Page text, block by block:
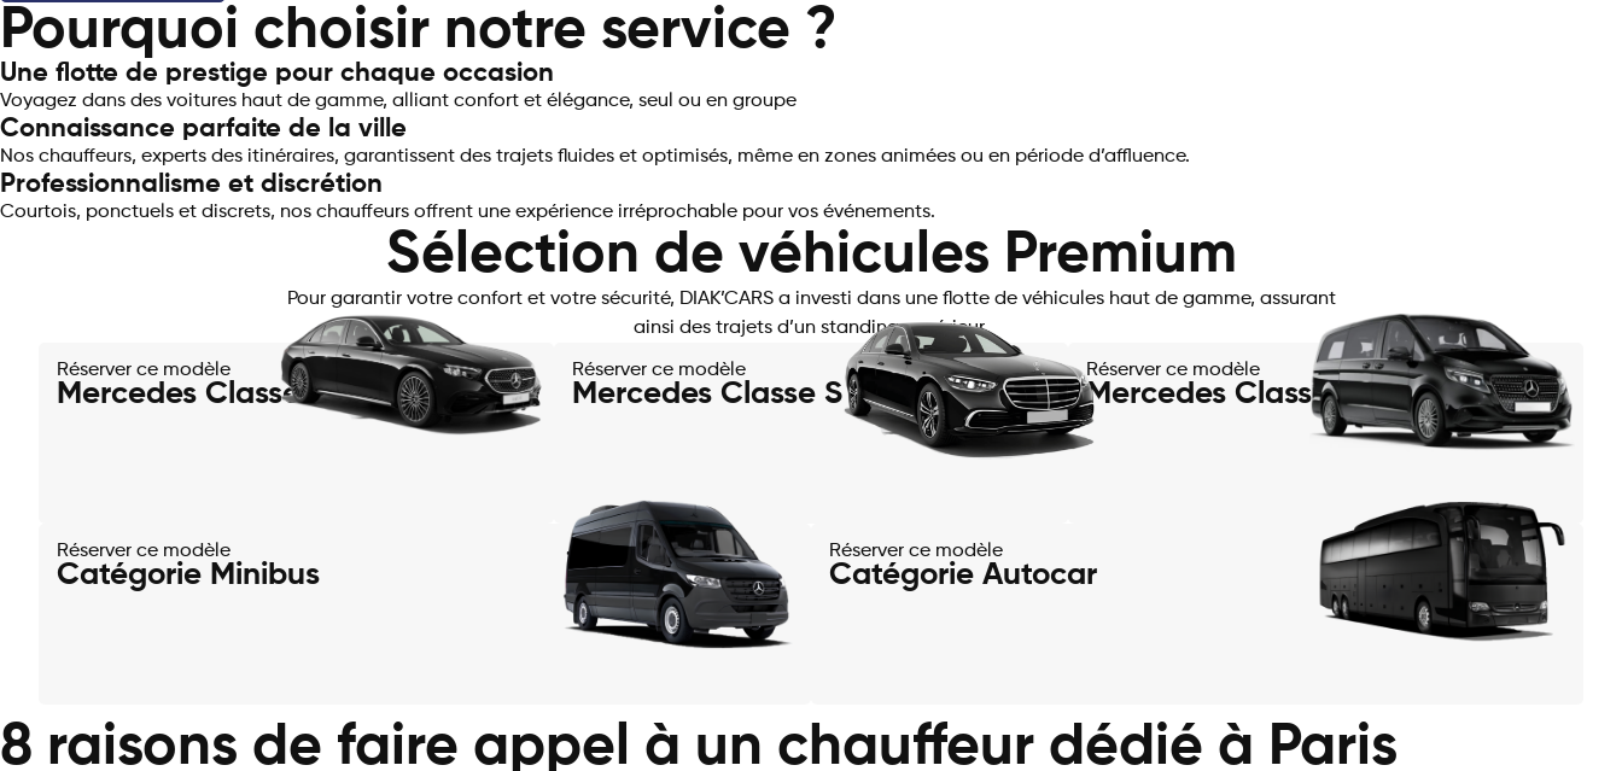
Pourquoi choisir notre service ?
Une flotte de prestige pour chaque occasion
Voyagez dans des voitures haut de gamme, alliant confort et élégance, seul ou en groupe
Connaissance parfaite de la ville
Nos chauffeurs, experts des itinéraires, garantissent des trajets fluides et optimisés, même en zones animées ou en période d’affluence.
Professionnalisme et discrétion
Courtois, ponctuels et discrets, nos chauffeurs offrent une expérience irréprochable pour vos événements.
Sélection de véhicules Premium
Pour garantir votre confort et votre sécurité, DIAK’CARS a investi dans une flotte de véhicules haut de gamme, assurant
ainsi des trajets d’un standing supérieur.
Réserver ce modèle
Mercedes Classe E
Réserver ce modèle
Mercedes Classe S
Réserver ce modèle
Mercedes Classe V
Réserver ce modèle
Catégorie Minibus
Réserver ce modèle
Catégorie Autocar
8 raisons de faire appel à un chauffeur dédié à Paris